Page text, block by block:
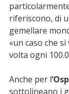
riferiscono, di
gemellare
«un caso che
volta ogni
Anche per l
sottolineano i